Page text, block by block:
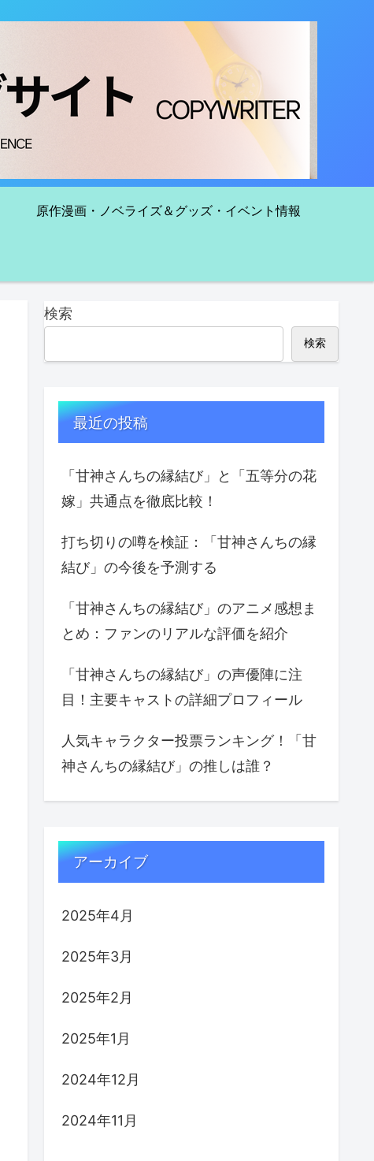
原作漫画・ノベライズ＆グッズ・イベント情報
検索
検索
最近の投稿
「甘神さんちの縁結び」と「五等分の花
嫁」共通点を徹底比較！
打ち切りの噂を検証：「甘神さんちの縁
結び」の今後を予測する
「甘神さんちの縁結び」のアニメ感想ま
とめ：ファンのリアルな評価を紹介
「甘神さんちの縁結び」の声優陣に注
目！主要キャストの詳細プロフィール
人気キャラクター投票ランキング！「甘
神さんちの縁結び」の推しは誰？
アーカイブ
2025年4月
2025年3月
2025年2月
2025年1月
2024年12月
2024年11月